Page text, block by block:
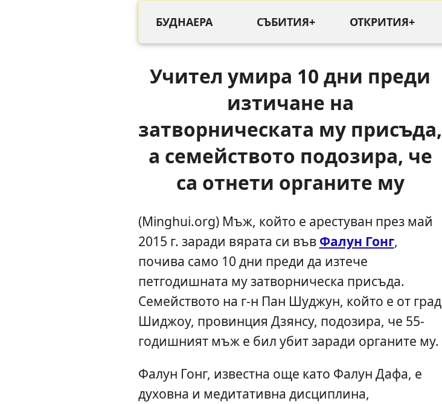
БУДНАЕРА СЪБИТИЯ+ ОТКРИТИЯ+
Учител умира 10 дни преди
изтичане на
затворническата му присъда,
а семейството подозира, че
са отнети органите му
(Minghui.org) Мъж, който е арестуван през май
2015 г. заради вярата си във Фалун Гонг,
почива само 10 дни преди да изтече
петгодишната му затворническа присъда.
Семейството на г-н Пан Шуджун, който е от град
Шиджоу, провинция Дзянсу, подозира, че 55-
годишният мъж е бил убит заради органите му.
Фалун Гонг, известна още като Фалун Дафа, е
духовна и медитативна дисциплина,